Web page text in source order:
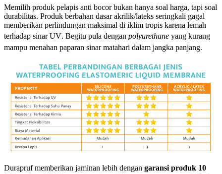
Memilih produk pelapis anti bocor bukan hanya soal harga, tapi soal
durabilitas. Produk berbahan dasar akrilik/lateks seringkali gagal
memberikan perlindungan maksimal di iklim tropis karena lemah
terhadap sinar UV. Begitu pula dengan polyurethane yang kurang
mampu menahan paparan sinar matahari dalam jangka panjang.
Durapruf memberikan jaminan lebih dengan garansi produk 10